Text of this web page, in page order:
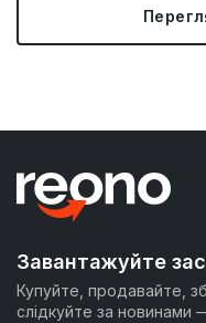
Завантажуйте
Купуйте, продавайте,
слідкуйте за новинами